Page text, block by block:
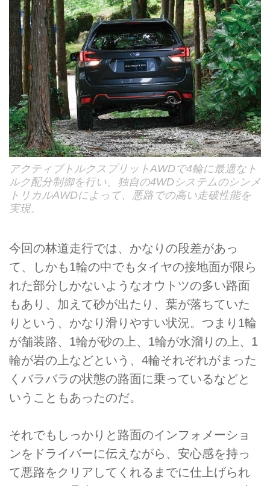
アクティブトルクスプリットAWDで4輪に最適なト
ルク配分制御を行い、独自の4WDシステムのシンメ
トリカルAWDによって、悪路での高い走破性能を
実現。
今回の林道走行では、かなりの段差があっ
て、しかも1輪の中でもタイヤの接地面が限ら
れた部分しかないようなオウトツの多い路面
もあり、加えて砂が出たり、葉が落ちていた
りという、かなり滑りやすい状況。つまり1輪
が舗装路、1輪が砂の上、1輪が水溜りの上、1
輪が岩の上などという、4輪それぞれがまった
くバラバラの状態の路面に乗っているなどと
いうこともあったのだ。
それでもしっかりと路面のインフォメーショ
ンをドライバーに伝えながら、安心感を持っ
て悪路をクリアしてくれるまでに仕上げられ